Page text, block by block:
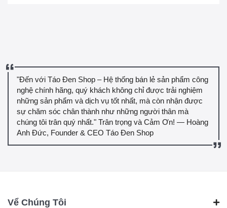
"Đến với Táo Đen Shop – Hệ thống bán lẻ sản phẩm công
nghệ chính hãng, quý khách không chỉ được trải nghiệm
những sản phẩm và dịch vụ tốt nhất, mà còn nhận được
sự chăm sóc chân thành như những người thân mà
chúng tôi trân quý nhất." Trân trọng và Cảm Ơn! — Hoàng
Anh Đức, Founder & CEO Táo Đen Shop
Vể Chúng Tôi